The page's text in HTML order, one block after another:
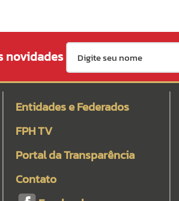
novidades
Entidades e Federados
FPH TV
Portal da Transparência
Contato